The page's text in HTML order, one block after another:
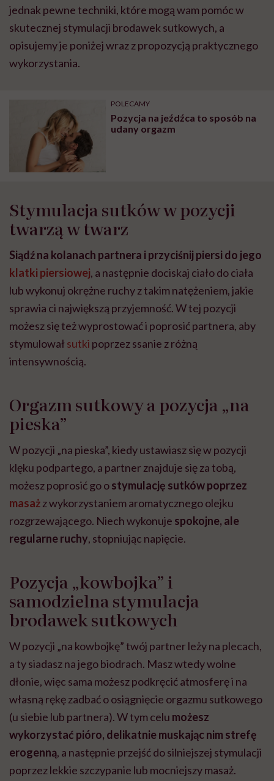
jednak pewne techniki, które mogą wam pomóc w
skutecznej stymulacji brodawek sutkowych, a
opisujemy je poniżej wraz z propozycją praktycznego
wykorzystania.
POLECAMY
Pozycja na jeźdźca to sposób na
udany orgazm
Stymulacja sutków w pozycji
twarzą w twarz
Siądź na kolanach partnera i przyciśnij piersi do jego
klatki piersiowej, a następnie dociskaj ciało do ciała
lub wykonuj okrężne ruchy z takim natężeniem, jakie
sprawia ci największą przyjemność. W tej pozycji
możesz się też wyprostować i poprosić partnera, aby
stymulował sutki poprzez ssanie z różną
intensywnością.
Orgazm sutkowy a pozycja „na
pieska”
W pozycji „na pieska”, kiedy ustawiasz się w pozycji
klęku podpartego, a partner znajduje się za tobą,
możesz poprosić go ostymulację sutków poprzez
masażz wykorzystaniem aromatycznego olejku
rozgrzewającego. Niech wykonuje spokojne, ale
regularne ruchy, stopniując napięcie.
Pozycja „kowbojka” i
samodzielna stymulacja
brodawek sutkowych
W pozycji „na kowbojkę” twój partner leży na plecach,
a ty siadasz na jego biodrach. Masz wtedy wolne
dłonie, więc sama możesz podkręcić atmosferę i na
własną rękę zadbać o osiągnięcie orgazmu sutkowego
(u siebie lub partnera). W tym celu możesz
wykorzystać pióro, delikatnie muskając nim strefę
erogenną, a następnie przejść do silniejszej stymulacji
poprzez lekkie szczypanie lub mocniejszy masaż.